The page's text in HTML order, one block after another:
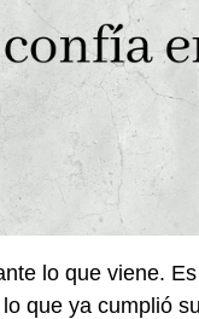
lo que viene.
que ya cumplió